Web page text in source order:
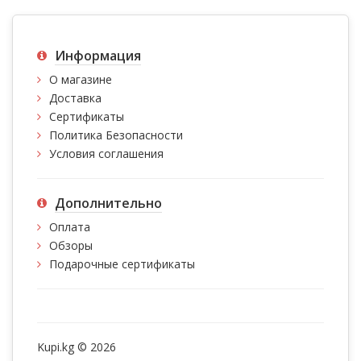
Информация
О магазине
Доставка
Сертификаты
Политика Безопасности
Условия соглашения
Дополнительно
Оплата
Обзоры
Подарочные сертификаты
Kupi.kg © 2026